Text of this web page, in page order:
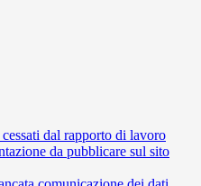
dal rapporto di lavoro
da pubblicare sul sito